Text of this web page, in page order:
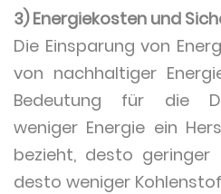
3) Energiekosten und
Die Einsparung von
von nachhaltiger
Bedeutung für die
weniger Energie ein
bezieht, desto
desto weniger